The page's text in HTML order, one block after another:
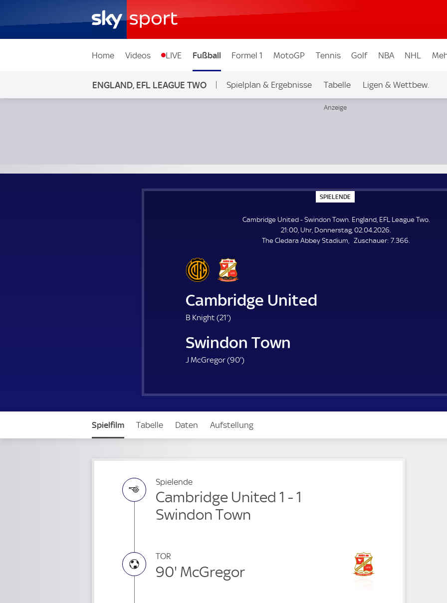
Home Videos LIVE Fußball Formel 1 MotoGP Tennis Golf NBA NHL
ENGLAND, EFL LEAGUE TWO Spielplan & Ergebnisse Tabelle Ligen & Wettbew.
SPIELENDE
P
E
E
N
Cambridge United - Swindon Town. England, EFL League Two.
21:00, Uhr, Donnerstag, 02.04.2026.
The Cledara Abbey Stadium
Zuschauer: Z
7.366.
Cambridge United
B Knight (21'2
.
m
i
t
)
Swindon Town
J McGregor (90'9
m
n
u
)
Spielfilm Tabelle Daten Aufstellung
Spielende
Cambridge United 1 - 1
Swindon Town
TOR
90' McGregor